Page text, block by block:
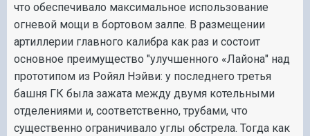
что обеспечивало максимальное использование
огневой мощи в бортовом залпе. В размещении
артиллерии главного калибра как раз и состоит
основное преимущество "улучшенного «Лайона" над
прототипом из Ройял Нэйви: у последнего третья
башня ГК была зажата между двумя котельными
отделениями и, соответственно, трубами, что
существенно ограничивало углы обстрела. Тогда как